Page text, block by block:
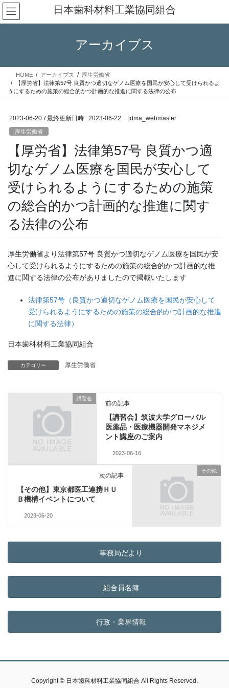
コ
ン
テ
ス
ナ
ビ
ゲ
ン
日本歯科材料工業協同組合
アーカイブス
HOME アーカイブス
厚生労働省
【厚労省】法律第57号 良質かつ適切なゲノム医療を国民が安心して受けられるよ
うにするための施策の総合的かつ計画的な推進に関する法律の公布
2023-06-20 / 最終更新日時 : 2023-06-22 jdma_webmaster
厚生労働省
【厚労省】法律第57号 良質かつ適
切なゲノム医療を国民が安心して
受けられるようにするための施策
の総合的かつ計画的な推進に関す
る法律の公布
厚生労働省より法律第57号 良質かつ適切なゲノム医療を国民が安
心して受けられるようにするための施策の総合的かつ計画的な推
進に関する法律の公布がありましたので掲載いたします
法律第57号（良質かつ適切なゲノム医療を国民が安心して
受けられるようにするための施策の総合的かつ計画的な推進
に関する法律）
日本歯科材料工業協同組合
カテゴリー 厚生労働省
講習会
前の記事
【講習会】筑波大学グローバル
医薬品・医療機器開発マネジメ
ント講座のご案内
2023-06-16
その他
次の記事
【その他】東京都医工連携ＨＵ
Ｂ機構イベントについて
2023-06-20
事務局だより
組合員名簿
行政・業界情報
Copyright © 日本歯科材料工業協同組合 All Rights Reserved.